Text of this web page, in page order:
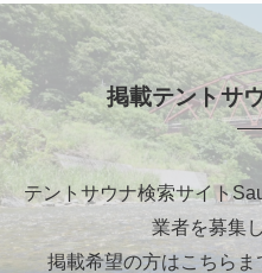
掲載テントサ
テントサウナ検索サイト
業者を募集
掲載希望の方はこちら